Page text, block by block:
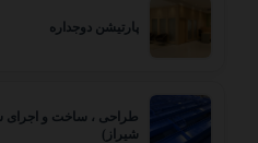
پارتیشن دوجداره
طراحی ، ساخت و اجرای
شیراز)